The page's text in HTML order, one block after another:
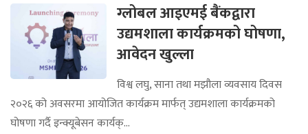
ग्लोबल आइएमई बैंकद्वारा
उद्यमशाला कार्यक्रमको घोषणा,
आवेदन खुल्ला
विश्व लघु, साना तथा मझौला व्यवसाय दिवस
२०२६ को अवसरमा आयोजित कार्यक्रम मार्फत् उद्यमशाला कार्यक्रमको
घोषणा गर्दै इन्क्यूबेसन कार्यक्...